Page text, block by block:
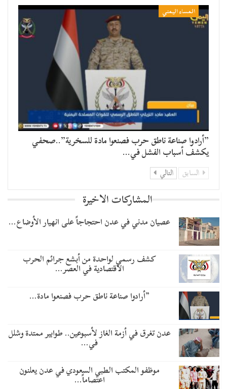
المساء اليمني
​”أرادوا صناعة ناطق حرب فصنعوا مادة للسخرية”..صحفي
يكشف أسباب الفشل في…
السابق التالي
المشاركات الاخيرة
عصيان مدني في عدن احتجاجاً على انهيار الأوضاع…
كشف رسمي لواحدة من أبشع جرائم الحرب
الاقتصادية في العصر…
​”أرادوا صناعة ناطق حرب فصنعوا مادة…
عدن تغرق في أزمة الغاز لأسبوعين.. طوابير ممتدة وشلل
في…
موظفو المكتب الطبي السعودي في عدن يعلنون
اعتصاماً…